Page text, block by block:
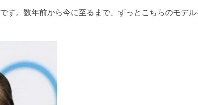
す。数年前から今に至るまで、ずっとこちらのモデル